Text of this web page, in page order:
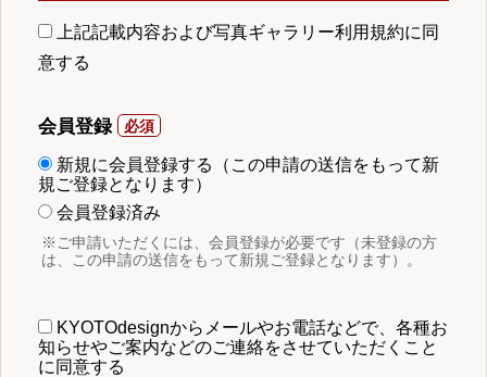
上記記載内容および写真ギャラリー利用規約に同
意する
会員登録
新規に会員登録する（この申請の送信をもって新
規ご登録となります）
会員登録済み
※ご申請いただくには、会員登録が必要です（未登録の方
は、この申請の送信をもって新規ご登録となります）。
KYOTOdesignからメールやお電話などで、各種お
知らせやご案内などのご連絡をさせていただくこと
に同意する